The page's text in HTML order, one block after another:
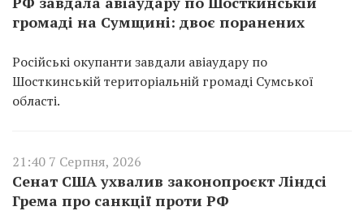
громаді на Сумщині: двоє поранених
Російські окупанти завдали авіаудару по
Шосткинській територіальній громаді Сумської
області.
21:40 7 Серпня, 2026
Сенат США ухвалив законопроєкт Ліндсі
Грема про санкції проти РФ